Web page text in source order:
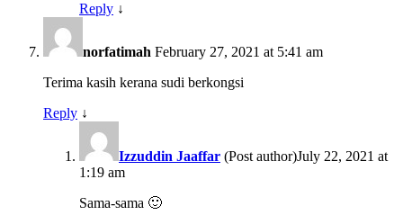
Reply ↓
norfatimah February 27, 2021 at 5:41 am
Terima kasih kerana sudi berkongsi
Reply ↓
Izzuddin Jaaffar (Post author)July 22, 2021 at
1:19 am
Sama-sama 🙂